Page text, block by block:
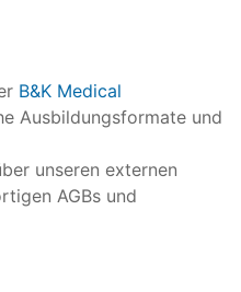
B&K Medical
Ausbildungsformate und
unseren externen
AGBs und